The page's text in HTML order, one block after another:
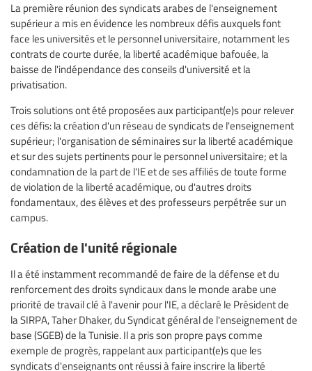
La première réunion des syndicats arabes de l'enseignement
supérieur a mis en évidence les nombreux défis auxquels font
face les universités et le personnel universitaire, notamment les
contrats de courte durée, la liberté académique bafouée, la
baisse de l'indépendance des conseils d'université et la
privatisation.
Trois solutions ont été proposées aux participant(e)s pour relever
ces défis: la création d'un réseau de syndicats de l'enseignement
supérieur; l'organisation de séminaires sur la liberté académique
et sur des sujets pertinents pour le personnel universitaire; et la
condamnation de la part de l'IE et de ses affiliés de toute forme
de violation de la liberté académique, ou d'autres droits
fondamentaux, des élèves et des professeurs perpétrée sur un
campus.
Création de l'unité régionale
Il a été instamment recommandé de faire de la défense et du
renforcement des droits syndicaux dans le monde arabe une
priorité de travail clé à l'avenir pour l'IE, a déclaré le Président de
la SIRPA, Taher Dhaker, du Syndicat général de l'enseignement de
base (SGEB) de la Tunisie. Il a pris son propre pays comme
exemple de progrès, rappelant aux participant(e)s que les
syndicats d'enseignants ont réussi à faire inscrire la liberté